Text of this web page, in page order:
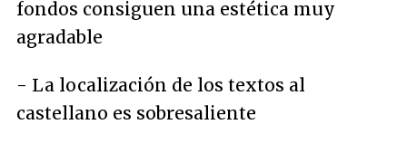
fondos consiguen una estética muy
agradable
- La localización de los textos al
castellano es sobresaliente